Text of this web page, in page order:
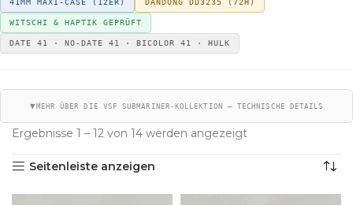
41MM MAXI-CASE (12ER) DANDONG DD3235 (72H)
WITSCHI & HAPTIK GEPRÜFT
DATE 41 · NO-DATE 41 · BICOLOR 41 · HULK
▼ MEHR ÜBER DIE VSF SUBMARINER-KOLLEKTION — TECHNISCHE DETAILS
Ergebnisse 1 – 12 von 14 werden angezeigt
Seitenleiste anzeigen